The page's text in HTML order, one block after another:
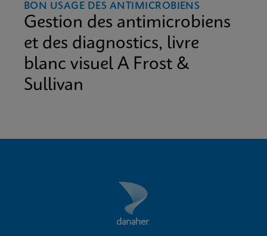
BON USAGE DES ANTIMICROBIENS
Gestion des antimicrobiens
et des diagnostics, livre
blanc visuel A Frost &
Sullivan